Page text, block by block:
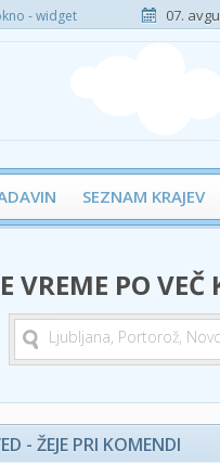
- widget 07.
SEZNAM KRAJEV
VREME PO
- ŽEJE PRI KOMENDI